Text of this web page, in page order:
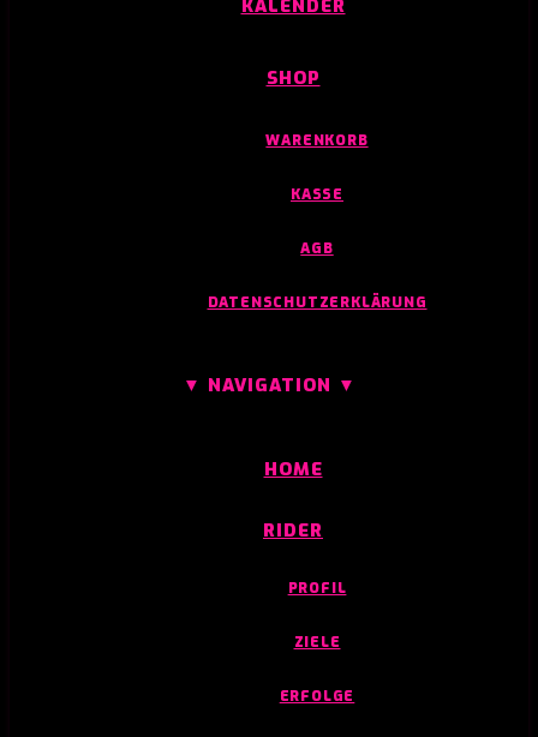
KALENDER
SHOP
WARENKORB
KASSE
AGB
DATENSCHUTZERKLÄRUNG
▼ NAVIGATION ▼
HOME
RIDER
PROFIL
ZIELE
ERFOLGE